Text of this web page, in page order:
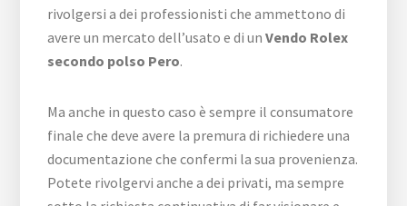
rivolgersi a dei professionisti che ammettono di
avere un mercato dell’usato e di unVendo Rolex
secondo polso Pero.
Ma anche in questo caso è sempre il consumatore
finale che deve avere la premura di richiedere una
documentazione che confermi la sua provenienza.
Potete rivolgervi anche a dei privati, ma sempre